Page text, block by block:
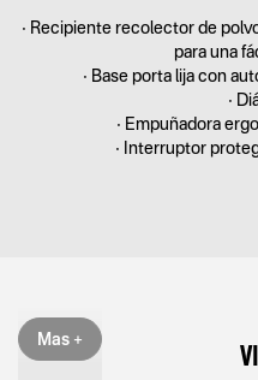
• Recipiente recolector de
para una
• Base porta lija con
•
• Empuñadora
• Interruptor
Mas +